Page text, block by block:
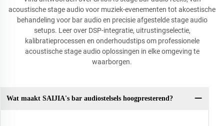
acoustische stage audio voor muziek-evenementen tot akoestische
behandeling voor bar audio en precisie afgestelde stage audio
setups. Leer over DSP-integratie, uitrustingselectie,
kalibratieprocessen en onderhoudstips om professionele
acoustische stage audio oplossingen in elke omgeving te
waarborgen.
Wat maakt SAIJIA's bar audiostelsels hoogpresterend?